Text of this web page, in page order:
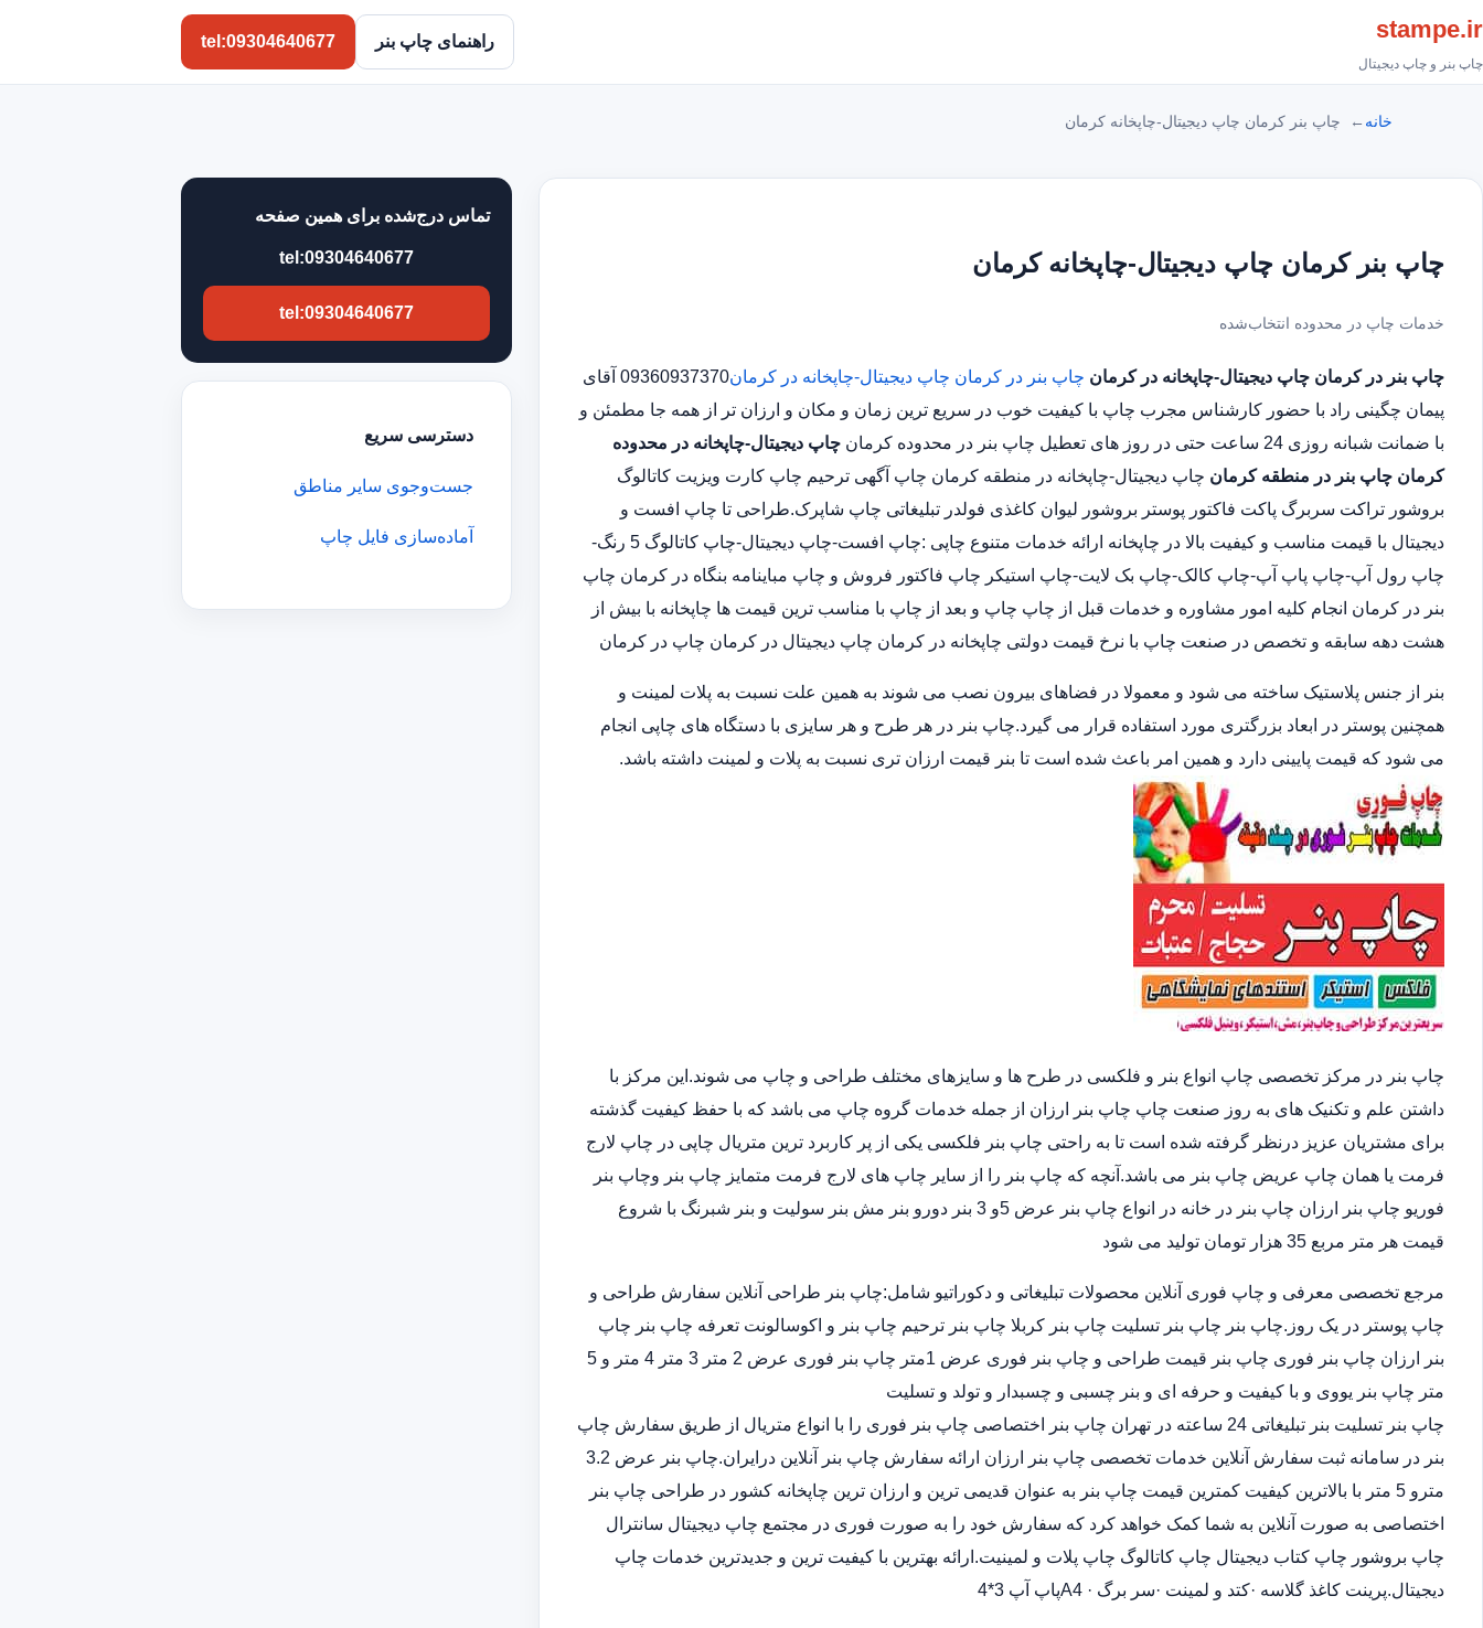
stampe.ir
چاپ بنر و چاپ دیجیتال
راهنمای چاپ بنر tel:09304640677
خانه چاپ بنر کرمان چاپ دیجیتال-چاپخانه کرمان
چاپ بنر کرمان چاپ دیجیتال-چاپخانه کرمان
خدمات چاپ در محدوده انتخاب‌شده
چاپ بنر در کرمان چاپ دیجیتال-چاپخانه در کرمان چاپ بنر در کرمان چاپ دیجیتال-چاپخانه در کرمان
09360937370 آقای
پیمان چگینی راد با حضور کارشناس مجرب چاپ با کیفیت خوب در سریع ترین زمان و مکان و ارزان تر از همه جا مطمئن و
با ضمانت شبانه روزی 24 ساعت حتی در روز های تعطیل چاپ بنر در محدوده کرمان
چاپ دیجیتال-چاپخانه در محدوده
کرمان چاپ بنر در منطقه کرمان چاپ دیجیتال-چاپخانه در منطقه کرمان چاپ آگهی ترحیم چاپ کارت ویزیت کاتالوگ
بروشور تراکت سربرگ پاکت فاکتور پوستر بروشور لیوان کاغذی فولدر تبلیغاتی چاپ شاپرک.طراحی تا چاپ افست و
دیجیتال با قیمت مناسب و کیفیت بالا در چاپخانه ارائه خدمات متنوع چاپی :چاپ افست-چاپ دیجیتال-چاپ کاتالوگ 5 رنگ-
چاپ رول آپ-چاپ پاپ آپ-چاپ کالک-چاپ بک لایت-چاپ استیکر چاپ فاکتور فروش و چاپ مباینامه بنگاه در کرمان چاپ
بنر در کرمان انجام کلیه امور مشاوره و خدمات قبل از چاپ چاپ و بعد از چاپ با مناسب ترین قیمت ها چاپخانه با بیش از
هشت دهه سابقه و تخصص در صنعت چاپ با نرخ قیمت دولتی چاپخانه در کرمان چاپ دیجیتال در کرمان چاپ در کرمان
بنر از جنس پلاستیک ساخته می شود و معمولا در فضاهای بیرون نصب می شوند به همین علت نسبت به پلات لمینت و
همچنین پوستر در ابعاد بزرگتری مورد استفاده قرار می گیرد.چاپ بنر در هر طرح و هر سایزی با دستگاه های چاپی انجام
می شود که قیمت پایینی دارد و همین امر باعث شده است تا بنر قیمت ارزان تری نسبت به پلات و لمینت داشته باشد.
چاپ بنر در مرکز تخصصی چاپ انواع بنر و فلکسی در طرح ها و سایزهای مختلف طراحی و چاپ می شوند.این مرکز با
داشتن علم و تکنیک های به روز صنعت چاپ چاپ بنر ارزان از جمله خدمات گروه چاپ می باشد که با حفظ کیفیت گذشته
برای مشتریان عزیز درنظر گرفته شده است تا به راحتی چاپ بنر فلکسی یکی از پر کاربرد ترین متریال چاپی در چاپ لارج
فرمت یا همان چاپ عریض چاپ بنر می باشد.آنچه که چاپ بنر را از سایر چاپ های لارج فرمت متمایز چاپ بنر وچاپ بنر
فوریو چاپ بنر ارزان چاپ بنر در خانه در انواع چاپ بنر عرض 5و 3 بنر دورو بنر مش بنر سولیت و بنر شبرنگ با شروع
قیمت هر متر مربع 35 هزار تومان تولید می شود
مرجع تخصصی معرفی و چاپ فوری آنلاین محصولات تبلیغاتی و دکوراتیو شامل:چاپ بنر طراحی آنلاین سفارش طراحی و
چاپ پوستر در یک روز.چاپ بنر چاپ بنر تسلیت چاپ بنر کربلا چاپ بنر ترحیم چاپ بنر و اکوسالونت تعرفه چاپ بنر چاپ
بنر ارزان چاپ بنر فوری چاپ بنر قیمت طراحی و چاپ بنر فوری عرض 1متر چاپ بنر فوری عرض 2 متر 3 متر 4 متر و 5
متر چاپ بنر یووی و با کیفیت و حرفه ای و بنر چسبی و چسبدار و تولد و تسلیت
چاپ بنر تسلیت بنر تبلیغاتی 24 ساعته در تهران چاپ بنر اختصاصی چاپ بنر فوری را با انواع متریال از طریق سفارش چاپ
بنر در سامانه ثبت سفارش آنلاین خدمات تخصصی چاپ بنر ارزان ارائه سفارش چاپ بنر آنلاین درایران.چاپ بنر عرض 3.2
مترو 5 متر با بالاترین کیفیت کمترین قیمت چاپ بنر به عنوان قدیمی ترین و ارزان ترین چاپخانه کشور در طراحی چاپ بنر
اختصاصی به صورت آنلاین به شما کمک خواهد کرد که سفارش خود را به صورت فوری در مجتمع چاپ دیجیتال سانترال
چاپ بروشور چاپ کتاب دیجیتال چاپ کاتالوگ چاپ پلات و لمینیت.ارائه بهترین با کیفیت ترین و جدیدترین خدمات چاپ
دیجیتال.پرینت کاغذ گلاسه ·‎کتد و لمینت ·‎سر برگ A4 ·‎پاپ آپ 3*4
تماس درج‌شده برای همین صفحه
tel:09304640677
tel:09304640677
دسترسی سریع
جست‌وجوی سایر مناطق
آماده‌سازی فایل چاپ